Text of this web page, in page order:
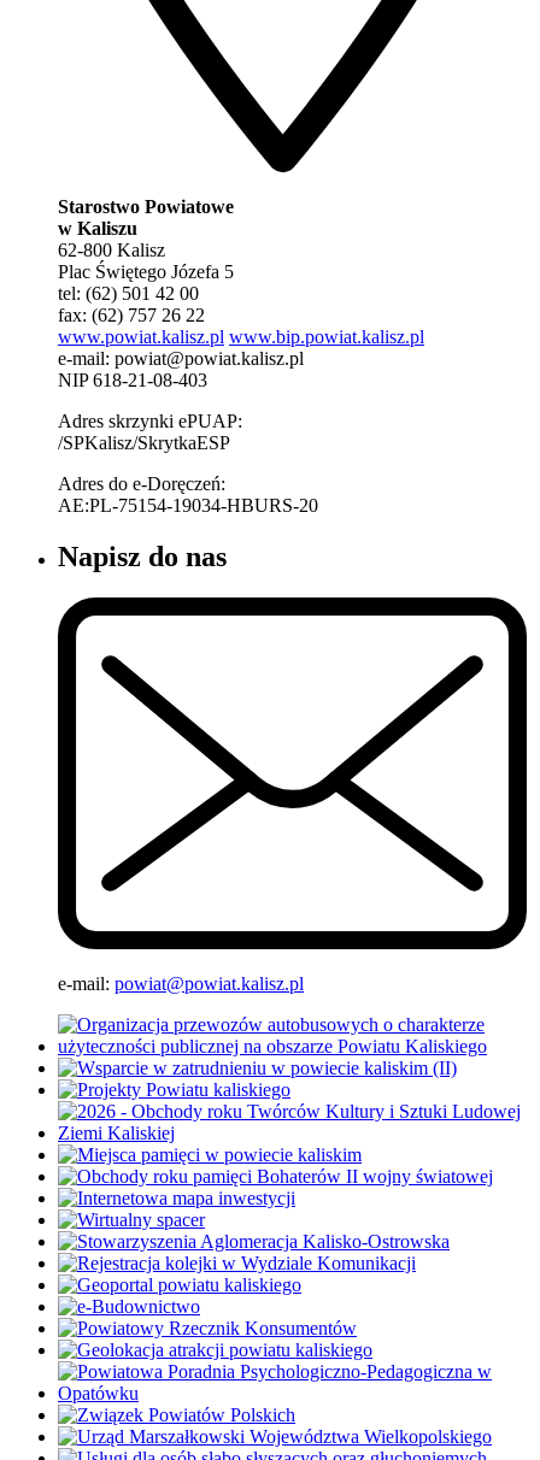
Starostwo Powiatowe
w Kaliszu
62-800 Kalisz
Plac Świętego Józefa 5
tel: (62) 501 42 00
fax: (62) 757 26 22
www.powiat.kalisz.pl www.bip.powiat.kalisz.pl
e-mail: powiat@powiat.kalisz.pl
NIP 618-21-08-403
Adres skrzynki ePUAP:
/SPKalisz/SkrytkaESP
Adres do e-Doręczeń:
AE:PL-75154-19034-HBURS-20
Napisz do nas
e-mail: powiat@powiat.kalisz.pl